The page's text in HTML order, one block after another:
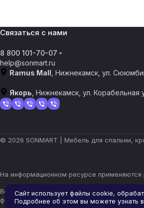
Связаться с нами
8 800 101-70-07
help@sonmart.ru
Ramus Mall , Нижнекамск, ул.
Якорь , Нижнекамск, ул. Корабельная
© 2026 SONMART | Мебель для спальни,
На информационном ресурсе применяются
Все ресурсы сайта
фирменное наименование являются
Сайт использует файлы cookie,
Подробнее об этом вы можете узнать